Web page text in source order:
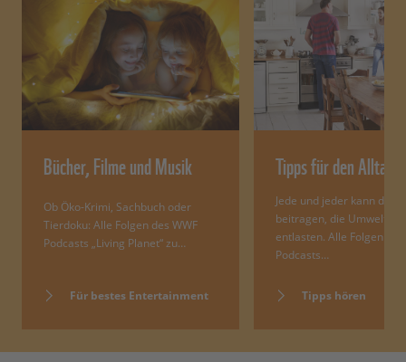
Bücher, Filme und Musik
Ob Öko-Krimi, Sachbuch oder
Tierdoku: Alle Folgen des WWF
Podcasts „Living Planet“ zu…
Für bestes Entertainment
Tipps für den Alltag
Jede und jeder kann dazu
beitragen, die Umwelt zu
entlasten. Alle Folgen des
Podcasts…
Tipps hören